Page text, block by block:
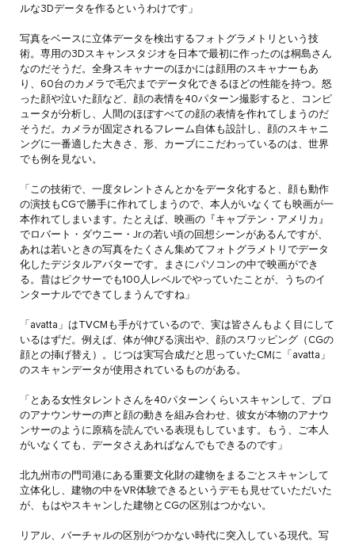
ルな3Dデータを作るというわけです」
写真をベースに立体データを検出するフォトグラメトリという技
術。専用の3Dスキャンスタジオを日本で最初に作ったのは桐島さん
なのだそうだ。全身スキャナーのほかには顔用のスキャナーもあ
り、60台のカメラで毛穴までデータ化できるほどの性能を持つ。怒
った顔や泣いた顔など、顔の表情を40パターン撮影すると、コンピ
ュータが分析し、人間のほぼすべての顔の表情を作れてしまうのだ
そうだ。カメラが固定されるフレーム自体も設計し、顔のスキャニ
ングに一番適した大きさ、形、カーブにこだわっているのは、世界
でも例を見ない。
「この技術で、一度タレントさんとかをデータ化すると、顔も動作
の演技もCGで勝手に作れてしまうので、本人がいなくても映画が一
本作れてしまいます。たとえば、映画の『キャプテン・アメリカ』
でロバート・ダウニー・Jr.の若い頃の回想シーンがあるんですが、
あれは若いときの写真をたくさん集めてフォトグラメトリでデータ
化したデジタルアバターです。まさにパソコンの中で映画ができ
る。昔はピクサーでも100人レベルでやっていたことが、うちのイ
ンターナルでできてしまうんですね」
「avatta」はTVCMも手がけているので、実は皆さんもよく目にして
いるはずだ。例えば、体が伸びる演出や、顔のスワッピング（CGの
顔との挿げ替え）。じつは実写合成だと思っていたCMに「avatta」
のスキャンデータが使用されているものがある。
「とある女性タレントさんを40パターンくらいスキャンして、プロ
のアナウンサーの声と顔の動きを組み合わせ、彼女が本物のアナウ
ンサーのように原稿を読んでいる表現もしています。もう、ご本人
がいなくても、データさえあればなんでもできるのです」
北九州市の門司港にある重要文化財の建物をまるごとスキャンして
立体化し、建物の中をVR体験できるというデモも見せていただいた
が、もはやスキャンした建物とCGの区別はつかない。
リアル、バーチャルの区別がつかない時代に突入している現代。写